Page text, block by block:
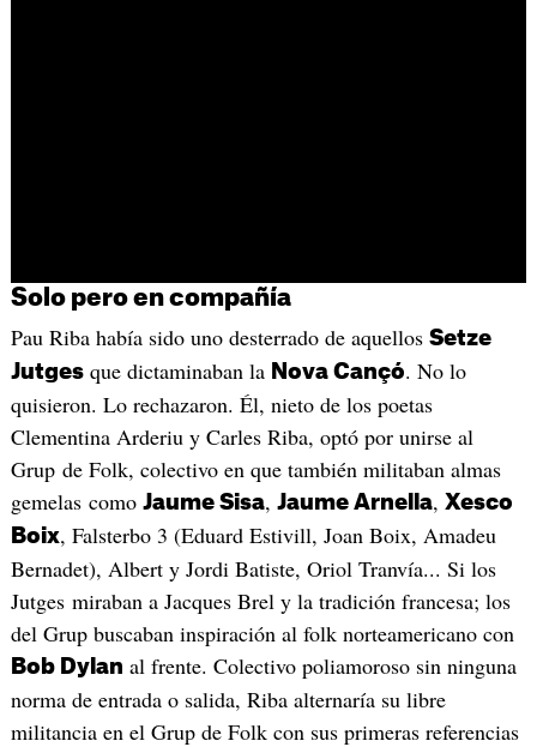
Solo pero en compañía
Pau Riba había sido uno desterrado de aquellos Setze
Jutgesque dictaminaban la Nova Cançó. No lo
quisieron. Lo rechazaron. Él, nieto de los poetas
Clementina Arderiu y Carles Riba, optó por unirse al
Grup de Folk, colectivo en que también militaban almas
gemelas como Jaume Sisa, Jaume Arnella, Xesco
Boix, Falsterbo 3 (Eduard Estivill, Joan Boix, Amadeu
Bernadet), Albert y Jordi Batiste, Oriol Tranvía... Si los
Jutges miraban a Jacques Brel y la tradición francesa; los
del Grup buscaban inspiración al folk norteamericano con
Bob Dylan al frente. Colectivo poliamoroso sin ninguna
norma de entrada o salida, Riba alternaría su libre
militancia en el Grup de Folk con sus primeras referencias